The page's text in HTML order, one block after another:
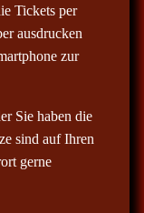
Tickets per
ausdrucken
zur
Sie haben die
sind auf Ihren
gerne